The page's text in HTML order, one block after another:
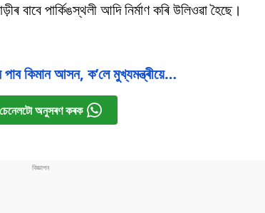
বাবে পাৰ্কিঙস্থলী আদি নিৰ্মাণ কৰি উলিওৱা হৈছে।
পাব কিমান আসন, ক’লে মুখ্যমন্ত্ৰীয়ে…
অনুসৰণ কৰক